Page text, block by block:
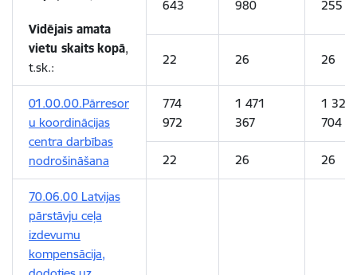
Vidējais amata
vietu skaits kopā,
t.sk.:
643
980
255
22 26 26
01.00.00.Pārresor
u koordinācijas
centra darbības
nodrošināšana
774
972
1 471
367
1 325
704
22 26 26
70.06.00 Latvijas
pārstāvju ceļa
izdevumu
kompensācija,